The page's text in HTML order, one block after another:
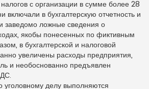
с организации в сумме более 28
включали в бухгалтерскую отчетность и
заведомо ложные сведения о
якобы понесенных по фиктивным
в бухгалтерской и налоговой
увеличены расходы предприятия,
и необоснованно предъявлен
делу выполняются